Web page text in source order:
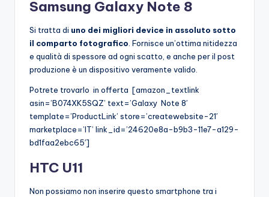
Samsung Galaxy Note 8
Si tratta di uno dei migliori device in assoluto sotto
il comparto fotografico. Fornisce un’ottima nitidezza
e qualità di spessore ad ogni scatto, e anche per il post
produzione è un dispositivo veramente valido.
Potrete trovarlo in offerta [amazon_textlink
asin=’B074XK5SQZ’ text=’Galaxy Note 8′
template=’ProductLink’ store=’createwebsite-21′
marketplace=’IT’ link_id=’24620e8a-b9b3-11e7-a129-
bd1faa2ebc65′]
HTC U11
Non possiamo non inserire questo smartphone tra i